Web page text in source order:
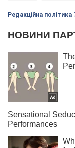
Редакційна політика